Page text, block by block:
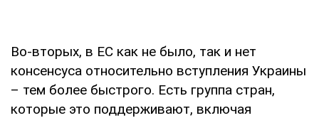
Во-вторых, в ЕС как не было, так и нет
консенсуса относительно вступления Украины
– тем более быстрого. Есть группа стран,
которые это поддерживают, включая